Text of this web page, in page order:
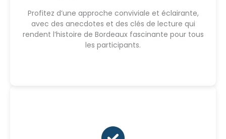
Profitez d’une approche conviviale et éclairante,
avec des anecdotes et des clés de lecture qui
rendent l’histoire de Bordeaux fascinante pour tous
les participants.